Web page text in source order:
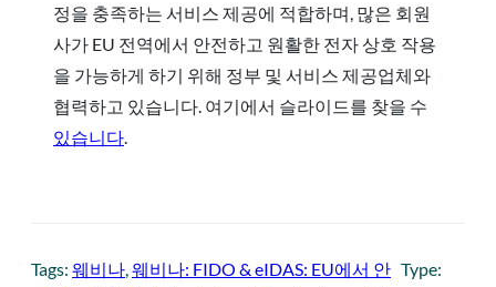
정을 충족하는 서비스 제공에 적합하며, 많은 회원
사가 EU 전역에서 안전하고 원활한 전자 상호 작용
을 가능하게 하기 위해 정부 및 서비스 제공업체와
협력하고 있습니다. 여기에서 슬라이드를 찾을 수
있습니다.
Tags: 웨비나 웨비나: FIDO & eIDAS: EU에서 안 Type: